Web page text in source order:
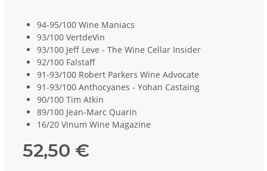
94-95/100 Wine Maniacs
93/100 VertdeVin
93/100 Jeff Leve - The Wine Cellar Insider
92/100 Falstaff
91-93/100 Robert Parkers Wine Advocate
91-93/100 Anthocyanes - Yohan Castaing
90/100 Tim Atkin
89/100 Jean-Marc Quarin
16/20 Vinum Wine Magazine
52,50 €